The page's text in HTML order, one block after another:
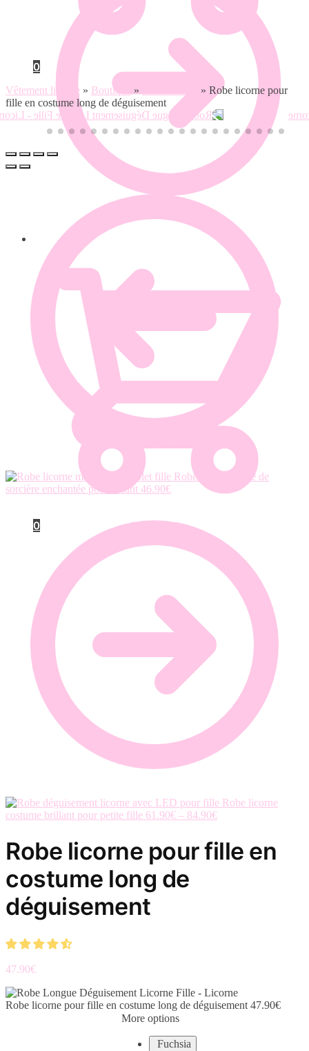
€
0
0
Vêtement licorne » Boutique » » Robe licorne pour
fille en costume long de déguisement
Robe licorne tenue de
sorcière enchantée pour enfant 46.90€
Robe licorne
costume brillant pour petite fille 61.90€ – 84.90€
Robe licorne pour fille en
costume long de
déguisement
47.90€
Robe licorne pour fille en costume long de déguisement 47.90€
More options
Fuchsia